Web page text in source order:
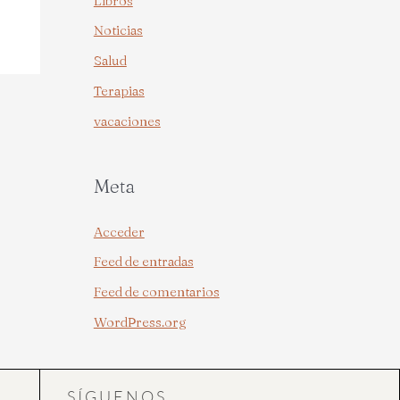
Noticias
Salud
Terapias
vacaciones
Meta
Acceder
Feed de entradas
Feed de comentarios
WordPress.org